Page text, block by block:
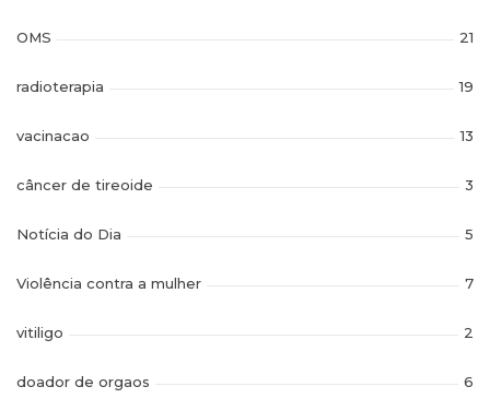
OMS 21
radioterapia 19
vacinacao 13
câncer de tireoide 3
Notícia do Dia 5
Violência contra a mulher 7
vitiligo 2
doador de orgaos 6